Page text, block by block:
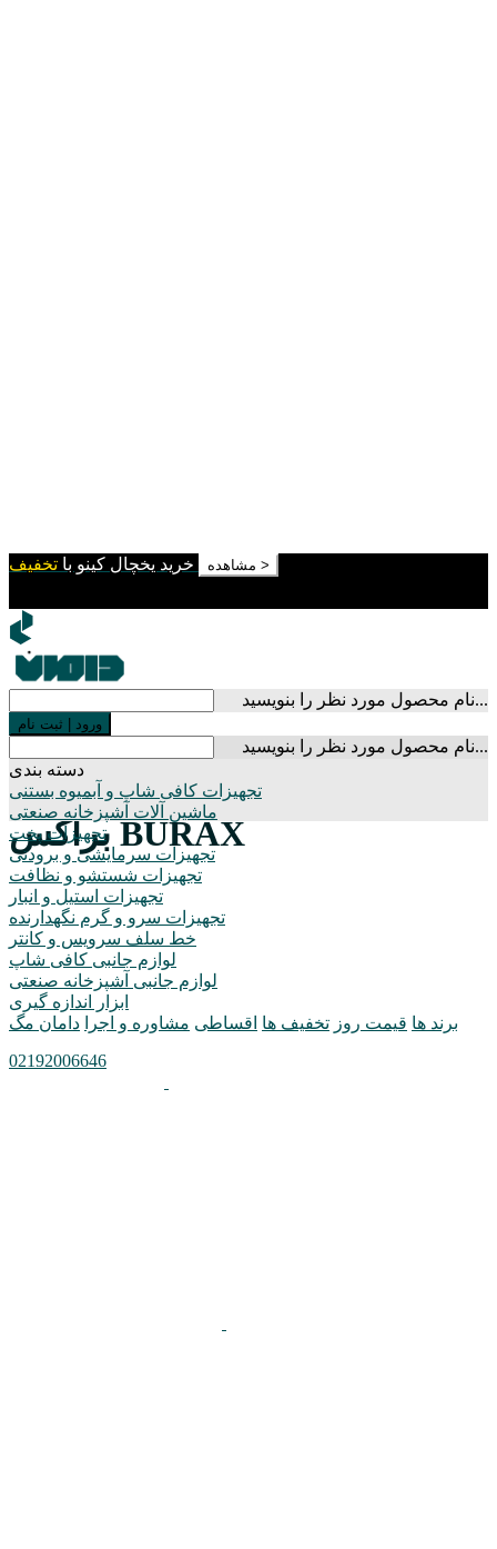
خرید یخچال کینو با تخفیف مشاهده >
نام محصول مورد نظر را بنویسید...
ورود ثبت نام
نام محصول مورد نظر را بنویسید...
دسته بندی
تجهیزات کافی شاپ و آبمیوه بستنی
ماشین آلات آشپزخانه صنعتی
تجهیزات پخت
تجهیزات سرمایشی و برودتی
تجهیزات شستشو و نظافت
تجهیزات استیل و انبار
تجهیزات سرو و گرم نگهدارنده
خط سلف سرویس و کانتر
لوازم جانبی کافی شاپ
لوازم جانبی آشپزخانه صنعتی
ابزار اندازه گیری
برند ها قیمت روز تخفیف ها اقساطی مشاوره و اجرا
دامان مگ
02192006646
براکس BURAX